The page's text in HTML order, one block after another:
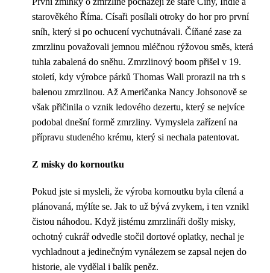
starověkého Říma. Císaři posílali otroky do hor pro první
sníh, který si po ochucení vychutnávali. Číňané zase za
zmrzlinu považovali jemnou mléčnou rýžovou směs, která
tuhla zabalená do sněhu. Zmrzlinový boom přišel v 19.
století, kdy výrobce párků Thomas Wall prorazil na trh s
balenou zmrzlinou. Až Američanka Nancy Johsonově se
však přičinila o vznik ledového dezertu, který se nejvíce
podobal dnešní formě zmrzliny. Vymyslela zařízení na
přípravu studeného krému, který si nechala patentovat.
Z misky do kornoutku
Pokud jste si mysleli, že výroba kornoutku byla cílená a
plánovaná, mýlíte se. Jak to už bývá zvykem, i ten vznikl
čistou náhodou. Když jistému zmrzlináři došly misky,
ochotný cukrář odvedle stočil dortové oplatky, nechal je
vychladnout a jedinečným vynálezem se zapsal nejen do
historie, ale vydělal i balík peněz.